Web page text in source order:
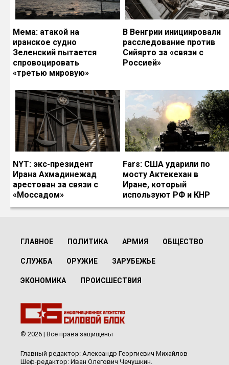
Мема: атакой на
иранское судно
Зеленский пытается
спровоцировать
«третью мировую»
В Венгрии инициировали
расследование против
Сийярто за «связи с
Россией»
NYT: экс-президент
Ирана Ахмадинежад
арестован за связи с
«Моссадом»
Fars: США ударили по
мосту Актекехан в
Иране, который
используют РФ и КНР
ГЛАВНОЕ ПОЛИТИКА АРМИЯ ОБЩЕСТВО
СЛУЖБА ОРУЖИЕ ЗАРУБЕЖЬЕ
ЭКОНОМИКА ПРОИСШЕСТВИЯ
© 2026 | Все права защищены
Главный редактор: Александр Георгиевич Михайлов
Шеф-редактор: Иван Олегович Чечушкин.